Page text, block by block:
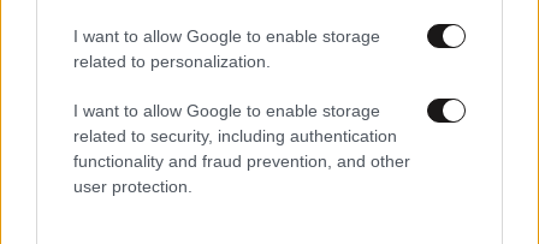
I want to allow Google to enable storage
related to personalization.
I want to allow Google to enable storage
related to security, including authentication
functionality and fraud prevention, and other
user protection.